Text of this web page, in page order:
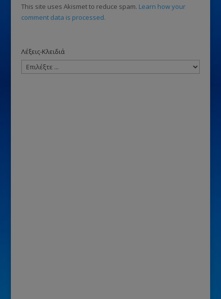
This site uses Akismet to reduce spam. Learn how your
comment data is processed.
Λέξεις-Κλειδιά